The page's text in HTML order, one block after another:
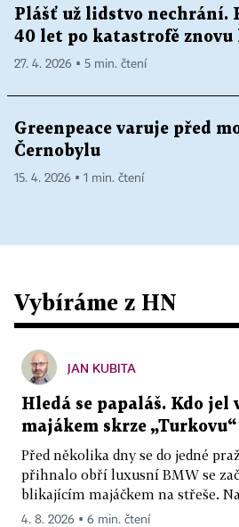
Plášť už lidstvo nechrání.
40 let po katastrofě znovu
27. 4. 2026 ▪ 5 min. čtení
Greenpeace varuje před
Černobylu
15. 4. 2026 ▪ 1 min. čtení
Vybíráme z HN
JAN KUBITA
Hledá se papaláš. Kdo jel
majákem skrze
Před několika dny se do jedné
přihnalo obří luxusní BMW se
blikajícím majáčkem na střeše.
4. 8. 2026 ▪ 6 min. čtení